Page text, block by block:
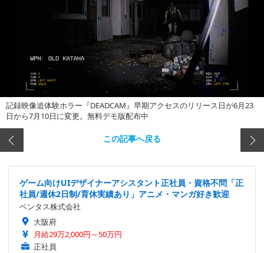
記録映像追体験ホラー『DEADCAM』早期アクセスのリリース日が6月23
日から7月10日に変更。無料デモ版配布中
この記事へ戻る
ゲーム向けUIデザイナーアシスタント正社員・資格不問「正
社員/週休2日制/育休実績あり」アニメ・マンガ好き歓迎
ベンタス株式会社
大阪府
月給29万2,000円～50万円
正社員